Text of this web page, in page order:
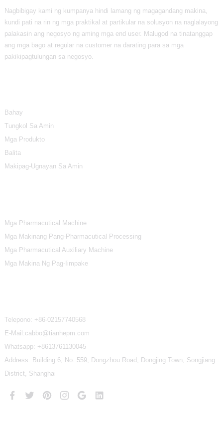
Nagbibigay kami ng kumpanya hindi lamang ng magagandang makina,
kundi pati na rin ng mga praktikal at partikular na solusyon na naglalayong
palakasin ang negosyo ng aming mga end user. Malugod na tinatanggap
ang mga bago at regular na customer na darating para sa mga
pakikipagtulungan sa negosyo.
Bahay
Tungkol Sa Amin
Mga Produkto
Balita
Makipag-Ugnayan Sa Amin
Mga Pharmacutical Machine
Mga Makinang Pang-Pharmacutical Processing
Mga Pharmacutical Auxiliary Machine
Mga Makina Ng Pag-Iimpake
Telepono: +86-02157740568
E-Mail:cabbo@tianhepm.com
Whatsapp: +8613761130045
Address: Building 6, No. 559, Dongzhou Road, Dongjing Town, Songjiang
District, Shanghai